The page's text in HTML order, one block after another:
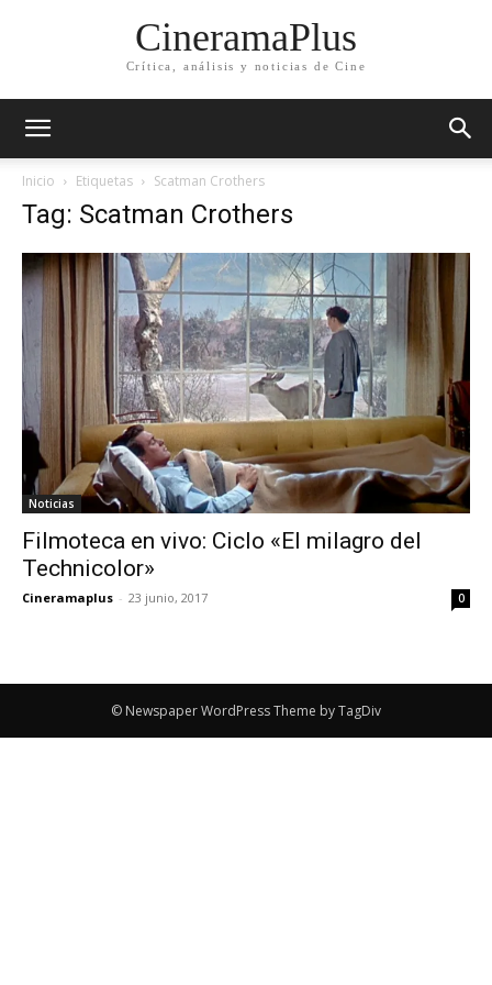
CineramaPlus
Crítica, análisis y noticias de Cine
Inicio Etiquetas Scatman Crothers
Tag: Scatman Crothers
Noticias
Filmoteca en vivo: Ciclo «El milagro del
Technicolor»
Cineramaplus - 23 junio, 2017 0
© Newspaper WordPress Theme by TagDiv